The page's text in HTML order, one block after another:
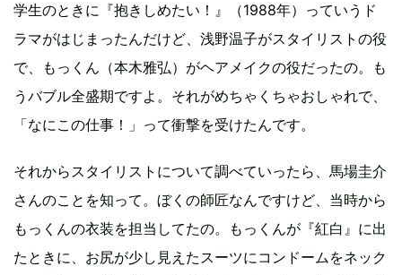
学生のときに『抱きしめたい！』（1988年）っていうド
ラマがはじまったんだけど、浅野温子がスタイリストの役
で、もっくん（本木雅弘）がヘアメイクの役だったの。も
うバブル全盛期ですよ。それがめちゃくちゃおしゃれで、
「なにこの仕事！」って衝撃を受けたんです。
それからスタイリストについて調べていったら、馬場圭介
さんのことを知って。ぼくの師匠なんですけど、当時から
もっくんの衣装を担当してたの。もっくんが『紅白』に出
たときに、お尻が少し見えたスーツにコンドームをネック